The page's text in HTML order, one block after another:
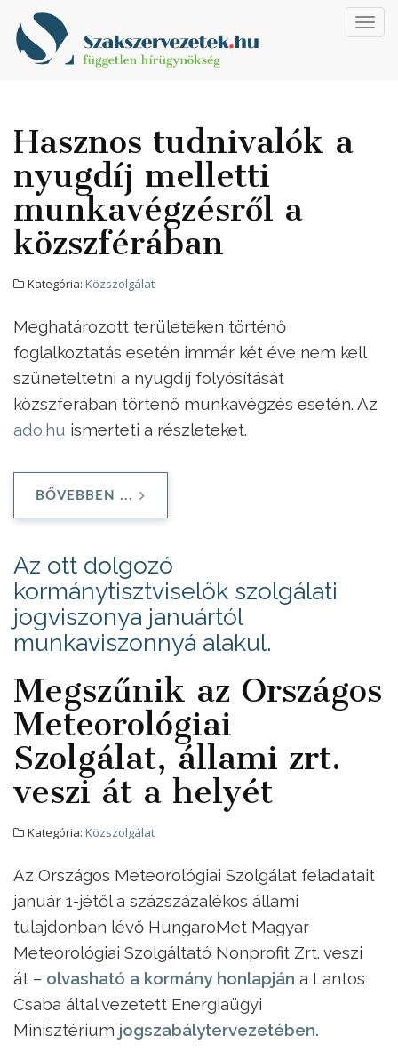
Hasznos tudnivalók a
nyugdíj melletti
munkavégzésről a
közszférában
Kategória: Közszolgálat
Meghatározott területeken történő
foglalkoztatás esetén immár két éve nem kell
szüneteltetni a nyugdíj folyósítását
közszférában történő munkavégzés esetén. Az
ado.hu ismerteti a részleteket.
BŐVEBBEN ...
Az ott dolgozó
kormánytisztviselők szolgálati
jogviszonya januártól
munkaviszonnyá alakul.
Megszűnik az Országos
Meteorológiai
Szolgálat, állami zrt.
veszi át a helyét
Kategória: Közszolgálat
Az Országos Meteorológiai Szolgálat feladatait
január 1-jétől a százszázalékos állami
tulajdonban lévő HungaroMet Magyar
Meteorológiai Szolgáltató Nonprofit Zrt. veszi
át – olvasható a kormány honlapján a Lantos
Csaba által vezetett Energiaügyi
Minisztérium jogszabálytervezetében.